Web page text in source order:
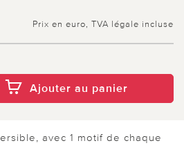
Prix en euro, TVA légale incluse
Ajouter au panier
avec 1 motif de chaque